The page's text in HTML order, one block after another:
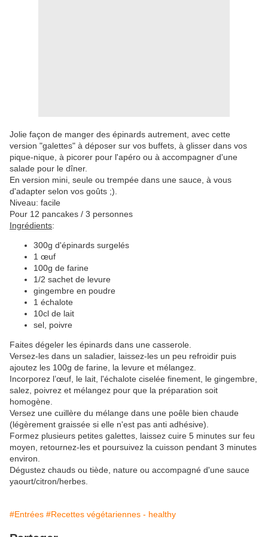
Jolie façon de manger des épinards autrement, avec cette
version "galettes" à déposer sur vos buffets, à glisser dans vos
pique-nique, à picorer pour l'apéro ou à accompagner d'une
salade pour le dîner.
En version mini, seule ou trempée dans une sauce, à vous
d'adapter selon vos goûts ;).
Niveau: facile
Pour 12 pancakes / 3 personnes
Ingrédients:
300g d'épinards surgelés
1 œuf
100g de farine
1/2 sachet de levure
gingembre en poudre
1 échalote
10cl de lait
sel, poivre
Faites dégeler les épinards dans une casserole.
Versez-les dans un saladier, laissez-les un peu refroidir puis
ajoutez les 100g de farine, la levure et mélangez.
Incorporez l’œuf, le lait, l'échalote ciselée finement, le gingembre,
salez, poivrez et mélangez pour que la préparation soit
homogène.
Versez une cuillère du mélange dans une poêle bien chaude
(légèrement graissée si elle n'est pas anti adhésive).
Formez plusieurs petites galettes, laissez cuire 5 minutes sur feu
moyen, retournez-les et poursuivez la cuisson pendant 3 minutes
environ.
Dégustez chauds ou tiède, nature ou accompagné d'une sauce
yaourt/citron/herbes.
#Entrées #Recettes végétariennes - healthy